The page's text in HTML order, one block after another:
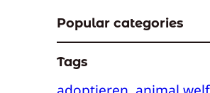
Popular categories
Tags